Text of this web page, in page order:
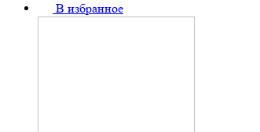
В избранное